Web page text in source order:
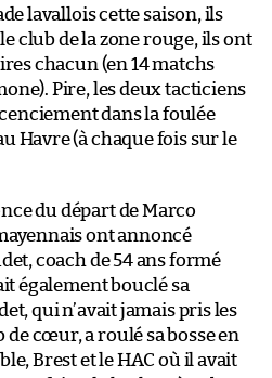
lavallois cette saison, ils
club de la zone rouge, ils ont
chacun (en 14 matchs
Pire, les deux tacticiens
dans la foulée
Havre (à chaque fois sur le
du départ de Marco
ont annoncé
coach de 54 ans formé
également bouclé sa
qui n’avait jamais pris les
cœur, a roulé sa bosse en
Brest et le HAC où il avait